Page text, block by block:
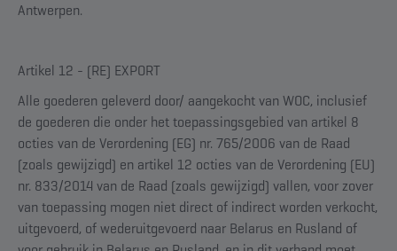
Antwerpen.
Artikel 12 - (RE) EXPORT
Alle goederen geleverd door/ aangekocht van WOC, inclusief
de goederen die onder het toepassingsgebied van artikel 8
octies van de Verordening (EG) nr. 765/2006 van de Raad
(zoals gewijzigd) en artikel 12 octies van de Verordening (EU)
nr. 833/2014 van de Raad (zoals gewijzigd) vallen, voor zover
van toepassing mogen niet direct of indirect worden verkocht,
uitgevoerd, of wederuitgevoerd naar Belarus en Rusland of